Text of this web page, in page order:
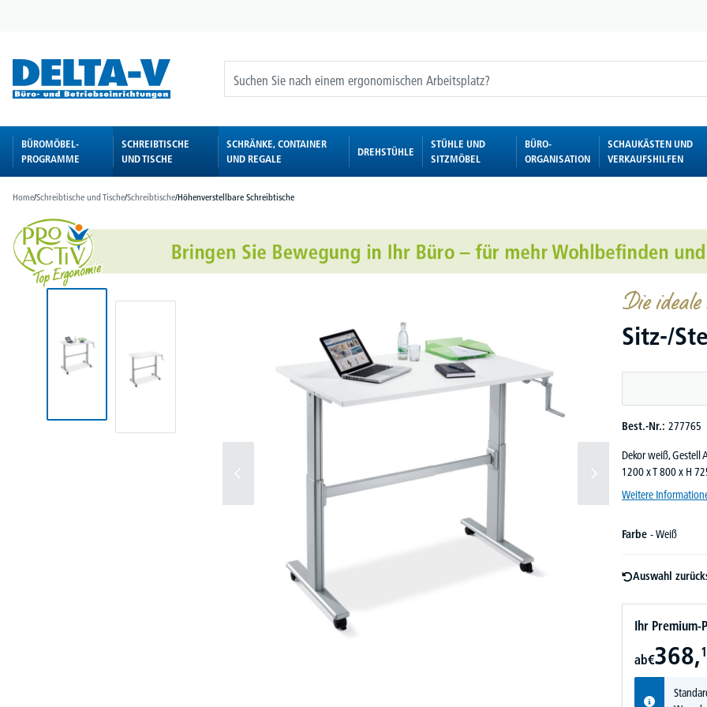
BÜROMÖBEL-
PROGRAMME
SCHREIBTISCHE
UND TISCHE
SCHRÄNKE, CONTAINER
UND REGALE
DREHSTÜHLE
STÜHLE UND
SITZMÖBEL
BÜRO-
ORGANISATION
SCHAUKÄSTEN UND
VERKAUFSHILFEN
Home/Schreibtische und Tische/Schreibtische/Höhenverstellbare Schreibtische
Die
Sitz-/
Best.-Nr.: 277765
Dekor weiß, Gestell
1200 x T 800 x H
Weitere
Farbe - Weiß
Auswahl
Ihr Premium-
ab€368,